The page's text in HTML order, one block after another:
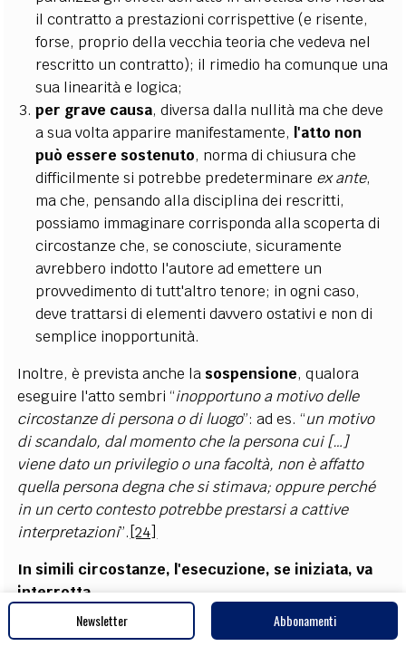
il contratto a prestazioni corrispettive (e risente,
forse, proprio della vecchia teoria che vedeva nel
rescritto un contratto); il rimedio ha comunque una
sua linearità e logica;
per grave causa, diversa dalla nullità ma che deve
a sua volta apparire manifestamente, l'atto non
può essere sostenuto, norma di chiusura che
difficilmente si potrebbe predeterminare ex ante,
ma che, pensando alla disciplina dei rescritti,
possiamo immaginare corrisponda alla scoperta di
circostanze che, se conosciute, sicuramente
avrebbero indotto l'autore ad emettere un
provvedimento di tutt'altro tenore; in ogni caso,
deve trattarsi di elementi davvero ostativi e non di
semplice inopportunità.
Inoltre, è prevista anche la sospensione, qualora
eseguire l'atto sembri “inopportuno a motivo delle
circostanze di persona o di luogo”: ad es. “un motivo
di scandalo, dal momento che la persona cui […]
viene dato un privilegio o una facoltà, non è affatto
quella persona degna che si stimava; oppure perché
in un certo contesto potrebbe prestarsi a cattive
interpretazioni”. [24]
In simili circostanze, l'esecuzione, se iniziata, va
interrotta
Tanto nei casi di rifiuto quanto di sospensione,
Newsletter Abbonamenti